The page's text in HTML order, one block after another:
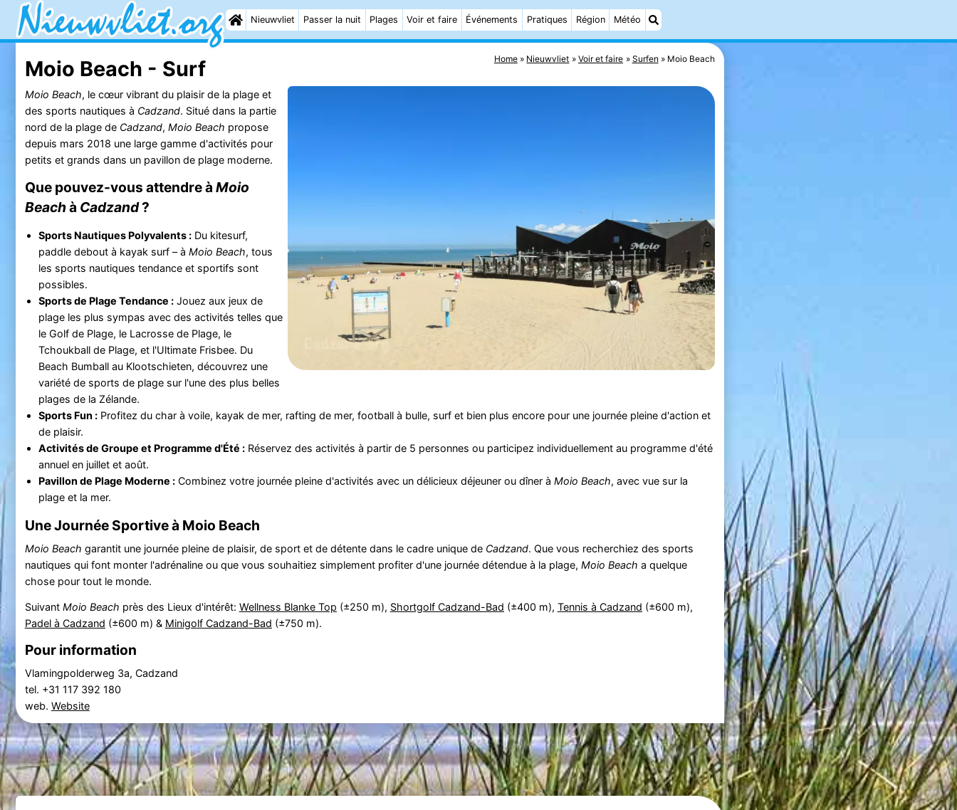
Nieuwvliet Passer la nuit Plages Voir et faire Événements Pratiques Région Météo
Home Nieuwvliet Voir et faire Surfen Moio Beach
Moio Beach - Surf
Moio Beach, le cœur vibrant du plaisir de la plage et
des sports nautiques à Cadzand. Situé dans la partie
nord de la plage de Cadzand, Moio Beach propose
depuis mars 2018 une large gamme d'activités pour
petits et grands dans un pavillon de plage moderne.
Que pouvez-vous attendre à Moio
Beachà Cadzand?
Sports Nautiques Polyvalents :Du kitesurf,
paddle debout à kayak surf – à Moio Beach, tous
les sports nautiques tendance et sportifs sont
possibles.
Sports de Plage Tendance :Jouez aux jeux de
plage les plus sympas avec des activités telles que
le Golf de Plage, le Lacrosse de Plage, le
Tchoukball de Plage, et l'Ultimate Frisbee. Du
Beach Bumball au Klootschieten, découvrez une
variété de sports de plage sur l'une des plus belles
plages de la Zélande.
Sports Fun :Profitez du char à voile, kayak de mer, rafting de mer, football à bulle, surf et bien plus encore pour une journée pleine d'action et
de plaisir.
Activités de Groupe et Programme d'Été :Réservez des activités à partir de 5 personnes ou participez individuellement au programme d'été
annuel en juillet et août.
Pavillon de Plage Moderne :Combinez votre journée pleine d'activités avec un délicieux déjeuner ou dîner à Moio Beach, avec vue sur la
plage et la mer.
Une Journée Sportive à Moio Beach
Moio Beach garantit une journée pleine de plaisir, de sport et de détente dans le cadre unique de Cadzand. Que vous recherchiez des sports
nautiques qui font monter l'adrénaline ou que vous souhaitiez simplement profiter d'une journée détendue à la plage, Moio Beach a quelque
chose pour tout le monde.
Suivant Moio Beach près des Lieux d'intérêt: Wellness Blanke Top (±250 m), Shortgolf Cadzand-Bad (±400 m), Tennis à Cadzand (±600 m),
Padel à Cadzand (±600 m) & Minigolf Cadzand-Bad (±750 m).
Pour information
Vlamingpolderweg 3a, Cadzand
tel. +31 117 392 180
web. Website